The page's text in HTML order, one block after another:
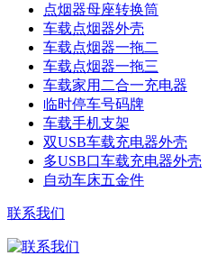
点烟器母座转换筒
车载点烟器外壳
车载点烟器一拖二
车载点烟器一拖三
车载家用二合一充电器
临时停车号码牌
车载手机支架
双USB车载充电器外壳
多USB口车载充电器外壳
自动车床五金件
联系我们